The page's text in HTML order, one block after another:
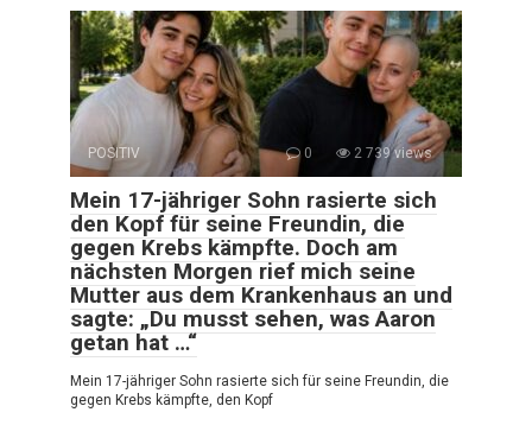
POSITIV 0 2 739 views
Mein 17-jähriger Sohn rasierte sich
den Kopf für seine Freundin, die
gegen Krebs kämpfte. Doch am
nächsten Morgen rief mich seine
Mutter aus dem Krankenhaus an und
sagte: „Du musst sehen, was Aaron
getan hat …“
Mein 17-jähriger Sohn rasierte sich für seine Freundin, die
gegen Krebs kämpfte, den Kopf